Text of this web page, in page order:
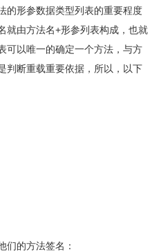
的形参数据类型列表的重要程度
就由方法名+形参列表构成，也就
可以唯一的确定一个方法，与方
判断重载重要依据，所以，以下
们的方法签名：